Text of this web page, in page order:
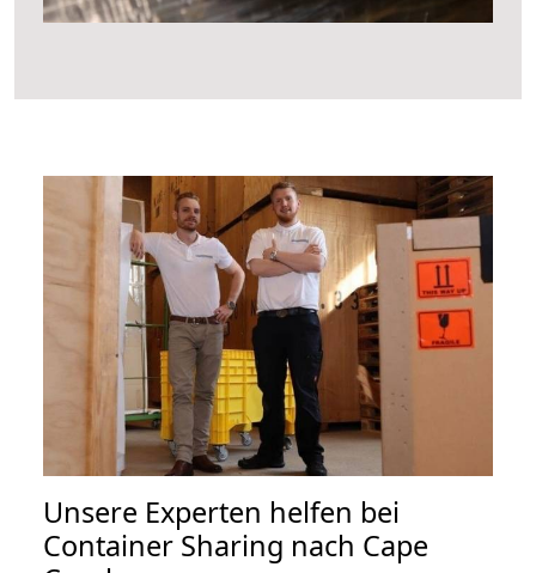
Unsere Experten helfen bei
Container Sharing nach Cape